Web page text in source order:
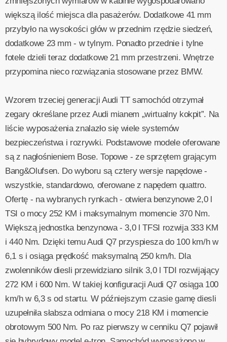
większą ilość miejsca dla pasażerów. Dodatkowe 41 mm
przybyło na wysokości głów w przednim rzędzie siedzeń,
dodatkowe 23 mm - w tylnym. Ponadto przednie i tylne
fotele dzieli teraz dodatkowe 21 mm przestrzeni. Wnętrze
przypomina nieco rozwiązania stosowane przez BMW.
Wzorem trzeciej generacji Audi TT samochód otrzymał
zegary określane przez Audi mianem „wirtualny kokpit”. Na
liście wyposażenia znalazło się wiele systemów
bezpieczeństwa i rozrywki. Podstawowe modele oferowane
są z nagłośnieniem Bose. Topowe - ze sprzętem grającym
Bang&Olufsen. Do wyboru są cztery wersje napędowe -
wszystkie, standardowo, oferowane z napędem quattro.
Ofertę - na wybranych rynkach - otwiera benzynowe 2,0 l
TSI o mocy 252 KM i maksymalnym momencie 370 Nm.
Większą jednostka benzynowa - 3,0 l TFSI rozwija 333 KM
i 440 Nm. Dzięki temu Audi Q7 przyspiesza do 100 km/h w
6,1 s i osiąga prędkość maksymalną 250 km/h. Dla
zwolenników diesli przewidziano silnik 3,0 l TDI rozwijający
272 KM i 600 Nm. W takiej konfiguracji Audi Q7 osiąga 100
km/h w 6,3 s od startu. W późniejszym czasie gamę diesli
uzupełniła słabsza odmiana o mocy 218 KM i momencie
obrotowym 500 Nm. Po raz pierwszy w cenniku Q7 pojawił